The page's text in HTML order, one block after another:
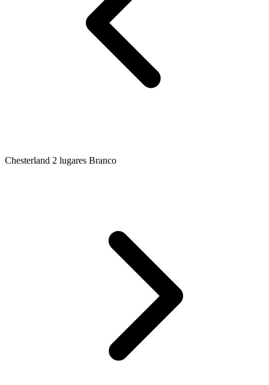
Chesterland 2 lugares Branco